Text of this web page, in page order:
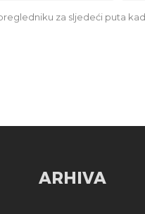
za sljedeći puta
ARHIVA